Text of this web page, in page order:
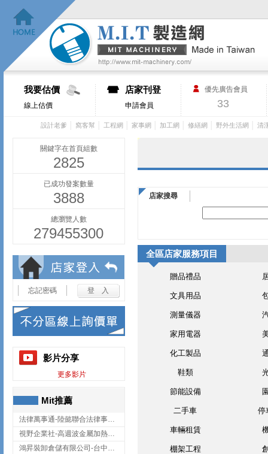
我要估價
線上估價
店家刊登
申請會員
優先廣告會員
33
設計老爹 窩客幫 工程網 家事網 加工網 修繕網 野外生活網 清
關鍵字在首頁組數
2825
已成功發案數量
3888
總瀏覽人數
279455300
忘記密碼
影片分享
更多影片
Mit推薦
法律萬事通-陸懿聯合法律事務所
視野企業社-高週波金屬加熱設備,彰化高週波金屬加熱設備
鴻昇裝卸倉儲有限公司-台中貨櫃裝卸
店家搜尋
全區店家服務項目
贈品禮品
文具用品
測量儀器
家用電器
化工製品
鞋類
節能設備
二手車 停
車輛租賃
棚架工程